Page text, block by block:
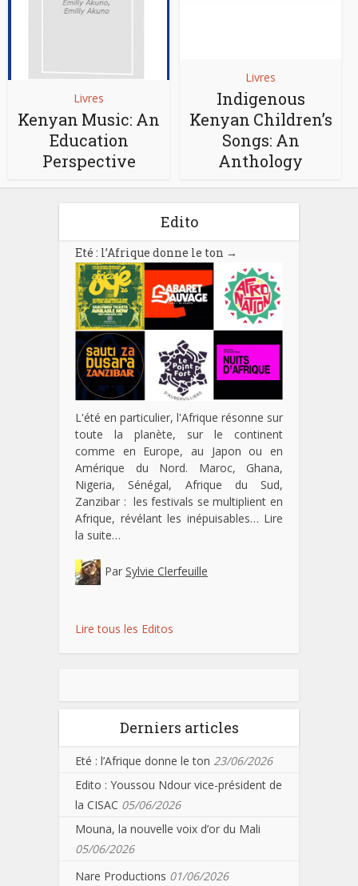
Livres
Kenyan Music: An
Education
Perspective
Livres
Indigenous
Kenyan Children’s
Songs: An
Anthology
Edito
Eté : l’Afrique donne le ton →
L'été en particulier, l'Afrique résonne sur
toute la planète, sur le continent
comme en Europe, au Japon ou en
Amérique du Nord. Maroc, Ghana,
Nigeria, Sénégal, Afrique du Sud,
Zanzibar : les festivals se multiplient en
Afrique, révélant les inépuisables… Lire
la suite…
Par Sylvie Clerfeuille
Lire tous les Editos
Derniers articles
Eté : l’Afrique donne le ton 23/06/2026
Edito : Youssou Ndour vice-président de
la CISAC 05/06/2026
Mouna, la nouvelle voix d’or du Mali
05/06/2026
Nare Productions 01/06/2026